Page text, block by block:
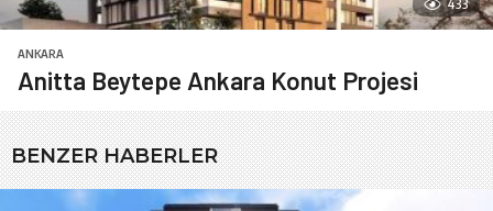
433
ANKARA
Anitta Beytepe Ankara Konut Projesi
BENZER HABERLER